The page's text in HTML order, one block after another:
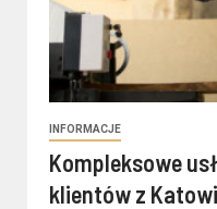
INFORMACJE
Kompleksowe
klientów z